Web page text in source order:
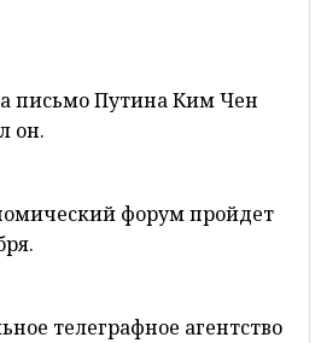
письмо Путина Ким Чен
он.
форум пройдет
телеграфное агентство